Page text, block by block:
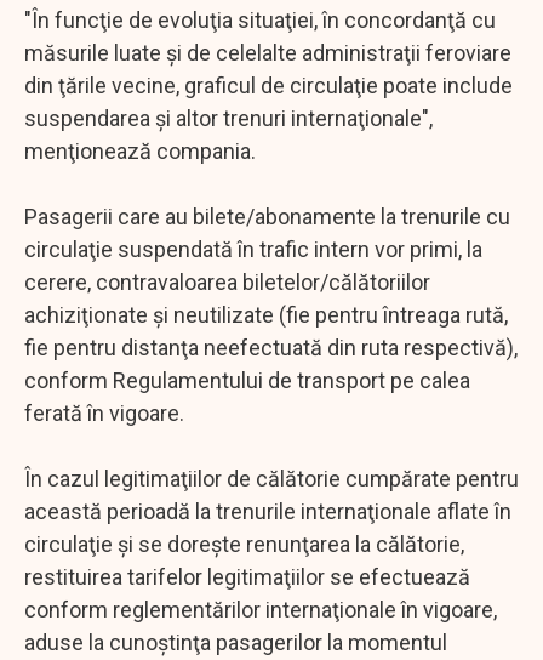
"În funcţie de evoluţia situaţiei, în concordanţă cu
măsurile luate şi de celelalte administraţii feroviare
din ţările vecine, graficul de circulaţie poate include
suspendarea şi altor trenuri internaţionale",
menţionează compania.
Pasagerii care au bilete/abonamente la trenurile cu
circulaţie suspendată în trafic intern vor primi, la
cerere, contravaloarea biletelor/călătoriilor
achiziţionate şi neutilizate (fie pentru întreaga rută,
fie pentru distanţa neefectuată din ruta respectivă),
conform Regulamentului de transport pe calea
ferată în vigoare.
În cazul legitimaţiilor de călătorie cumpărate pentru
această perioadă la trenurile internaţionale aflate în
circulaţie şi se doreşte renunţarea la călătorie,
restituirea tarifelor legitimaţiilor se efectuează
conform reglementărilor internaţionale în vigoare,
aduse la cunoştinţa pasagerilor la momentul